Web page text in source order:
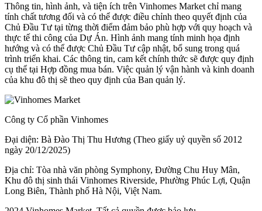
Thông tin, hình ảnh, và tiện ích trên Vinhomes Market chỉ mang
tính chất tương đối và có thể được điều chỉnh theo quyết định của
Chủ Đầu Tư tại từng thời điểm đảm bảo phù hợp với quy hoạch và
thực tế thi công của Dự Án. Hình ảnh mang tính minh họa định
hướng và có thể được Chủ Đầu Tư cập nhật, bổ sung trong quá
trình triển khai. Các thông tin, cam kết chính thức sẽ được quy định
cụ thể tại Hợp đồng mua bán. Việc quản lý vận hành và kinh doanh
của khu đô thị sẽ theo quy định của Ban quản lý.
Công ty Cổ phần Vinhomes
Đại diện: Bà Đào Thị Thu Hương (Theo giấy uỷ quyền số 2012
ngày 20/12/2025)
Địa chỉ: Tòa nhà văn phòng Symphony, Đường Chu Huy Mân,
Khu đô thị sinh thái Vinhomes Riverside, Phường Phúc Lợi, Quận
Long Biên, Thành phố Hà Nội, Việt Nam.